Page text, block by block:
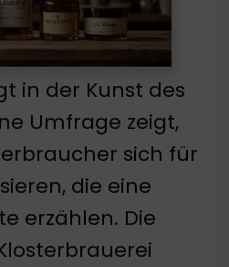
in der Kunst des
Umfrage zeigt,
sich für
die eine
erzählen. Die